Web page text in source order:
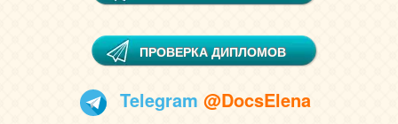
ПРОВЕРКА ДИПЛОМОВ
Telegram @DocsElena